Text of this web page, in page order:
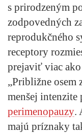
s prirodzeným
zodpovedných
reprodukčného
receptory
prejaviť viac
„Približne osem
menšej
perimenopauzy.
majú príznaky